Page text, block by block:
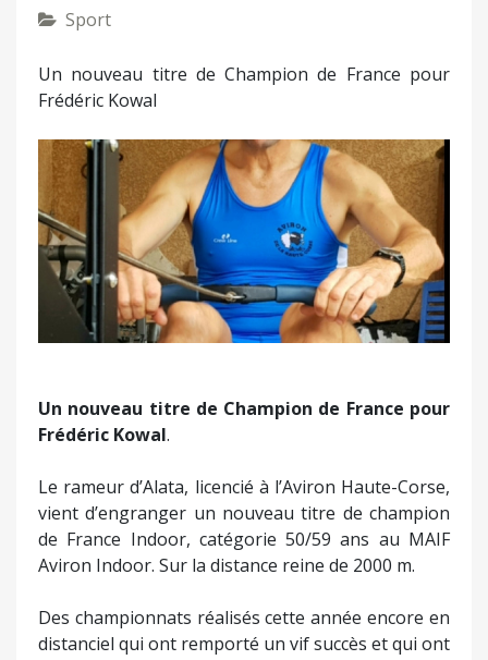
Sport
Un nouveau titre de Champion de France pour
Frédéric Kowal
Un nouveau titre de Champion de France pour
Frédéric Kowal.
Le rameur d’Alata, licencié à l’Aviron Haute-Corse,
vient d’engranger un nouveau titre de champion
de France Indoor, catégorie 50/59 ans au MAIF
Aviron Indoor. Sur la distance reine de 2000 m.
Des championnats réalisés cette année encore en
distanciel qui ont remporté un vif succès et qui ont